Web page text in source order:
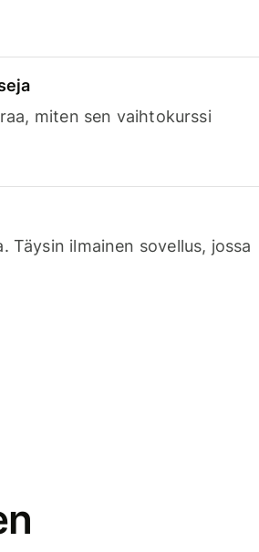
miten sen vaihtokurssi
Täysin ilmainen sovellus, jossa